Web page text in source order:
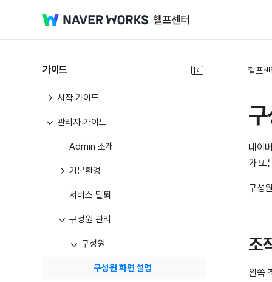
가이드
시작 가이드
관리자 가이드
Admin 소개
기본환경
서비스 탈퇴
구성원 관리
구성원
구성원 화면 설명
헬프센
네이
가 또
구성
조
왼쪽